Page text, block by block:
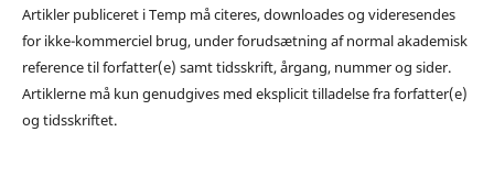
Artikler publiceret i Temp må citeres, downloades og videresendes
for ikke-kommerciel brug, under forudsætning af normal akademisk
reference til forfatter(e) samt tidsskrift, årgang, nummer og sider.
Artiklerne må kun genudgives med eksplicit tilladelse fra forfatter(e)
og tidsskriftet.